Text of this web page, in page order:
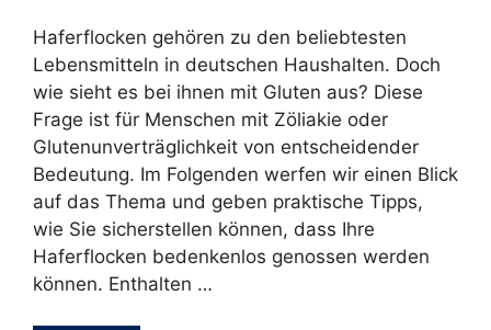
Haferflocken gehören zu den beliebtesten
Lebensmitteln in deutschen Haushalten. Doch
wie sieht es bei ihnen mit Gluten aus? Diese
Frage ist für Menschen mit Zöliakie oder
Glutenunverträglichkeit von entscheidender
Bedeutung. Im Folgenden werfen wir einen Blick
auf das Thema und geben praktische Tipps,
wie Sie sicherstellen können, dass Ihre
Haferflocken bedenkenlos genossen werden
können. Enthalten …